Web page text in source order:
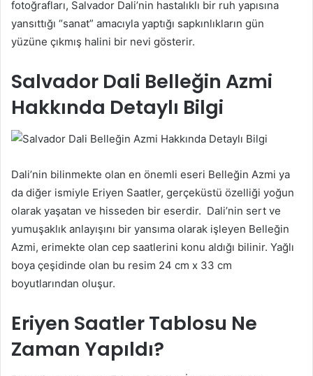
fotoğrafları, Salvador Dali’nin hastalıklı bir ruh yapısına
yansıttığı “sanat” amacıyla yaptığı sapkınlıkların gün
yüzüne çıkmış halini bir nevi gösterir.
Salvador Dali Belleğin Azmi
Hakkında Detaylı Bilgi
Dali’nin bilinmekte olan en önemli eseri Belleğin Azmi ya
da diğer ismiyle Eriyen Saatler, gerçeküstü özelliği yoğun
olarak yaşatan ve hisseden bir eserdir. Dali’nin sert ve
yumuşaklık anlayışını bir yansıma olarak işleyen Belleğin
Azmi, erimekte olan cep saatlerini konu aldığı bilinir. Yağlı
boya çeşidinde olan bu resim 24 cm x 33 cm
boyutlarından oluşur.
Eriyen Saatler Tablosu Ne
Zaman Yapıldı?